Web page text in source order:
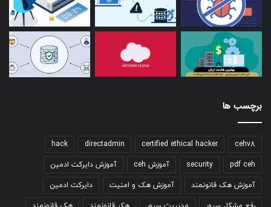
برچسب ها
cehv8
certified ethical hacker
directadmin
hack
pdf ceh
security آموزش ceh آموزش دایرکت ادمین
آموزش هک قانونمند آموزش هک و امنیت دایرکت ادمین